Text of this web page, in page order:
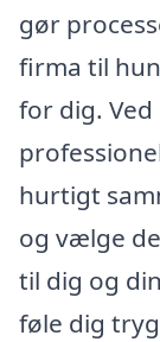
gør
firma til
for dig.
hurtigt
og vælge
til dig og
føle dig